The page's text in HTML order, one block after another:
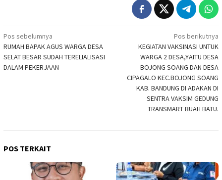
Navigasi
pos
Pos sebelumnya
RUMAH BAPAK AGUS WARGA DESA
SELAT BESAR SUDAH TERELIALISASI
DALAM PEKERJAAN
Pos berikutnya
KEGIATAN VAKSINASI UNTUK
WARGA 2 DESA,YAITU DESA
BOJONG SOANG DAN DESA
CIPAGALO KEC.BOJONG SOANG
KAB. BANDUNG DI ADAKAN DI
SENTRA VAKSIM GEDUNG
TRANSMART BUAH BATU.
POS TERKAIT